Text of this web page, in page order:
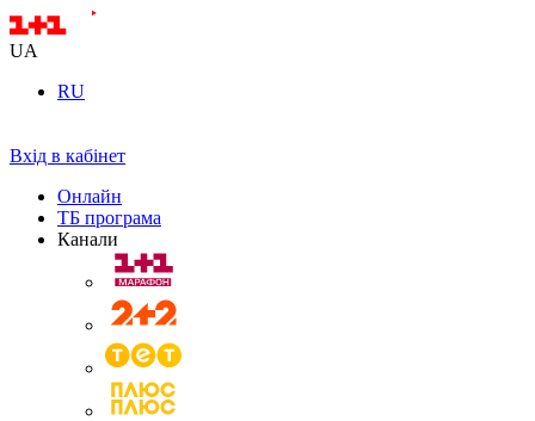
UA
RU
Вхід в кабінет
Онлайн
ТБ програма
Канали